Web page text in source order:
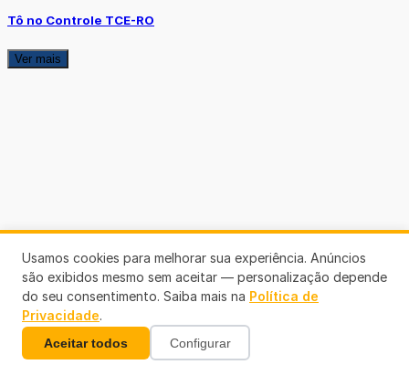
Tô no Controle TCE-RO
Ver mais
Usamos cookies para melhorar sua experiência. Anúncios
são exibidos mesmo sem aceitar — personalização depende
do seu consentimento. Saiba mais na Política de
Privacidade.
Aceitar todos Configurar